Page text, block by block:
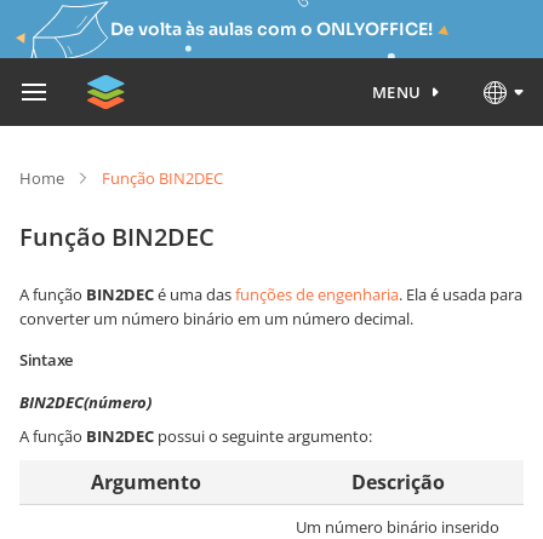
De volta às aulas com o ONLYOFFICE!
MENU
Home Função BIN2DEC
Função BIN2DEC
A função BIN2DECé uma dasfunções de engenharia. Ela é usada para
converter um número binário em um número decimal.
Sintaxe
BIN2DEC(número)
A função BIN2DEC possui o seguinte argumento:
Argumento Descrição
Um número binário inserido